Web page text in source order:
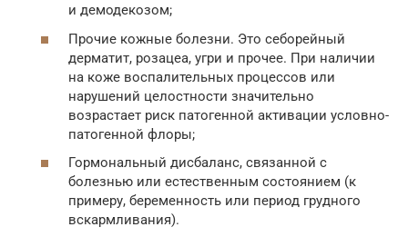
и демодекозом;
Прочие кожные болезни. Это себорейный
дерматит, розацеа, угри и прочее. При наличии
на коже воспалительных процессов или
нарушений целостности значительно
возрастает риск патогенной активации условно-
патогенной флоры;
Гормональный дисбаланс, связанной с
болезнью или естественным состоянием (к
примеру, беременность или период грудного
вскармливания).